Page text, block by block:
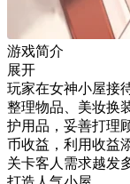
游戏简介
展开
玩家在女神小屋接
整理物品、美妆换
护用品，妥善打理
币收益，利用收益
关卡客人需求越发